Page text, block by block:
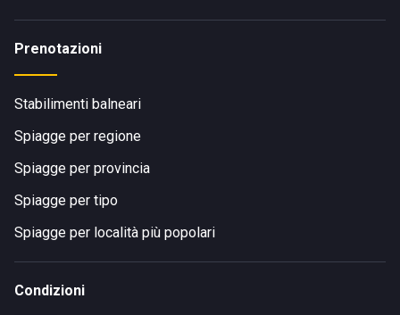
Prenotazioni
Stabilimenti balneari
Spiagge per regione
Spiagge per provincia
Spiagge per tipo
Spiagge per località più popolari
Condizioni